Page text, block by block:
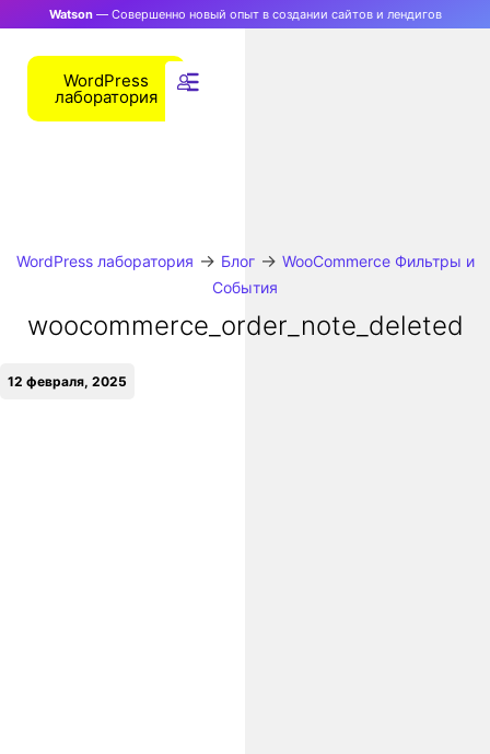
Watson— Совершенно новый опыт в создании сайтов и лендигов
WordPress
лаборатория
WordPress лаборатория → Блог→ WooCommerce Фильтры и
События
woocommerce_order_note_deleted
12 февраля, 2025